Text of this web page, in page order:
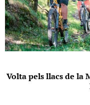
Volta pels llacs de la